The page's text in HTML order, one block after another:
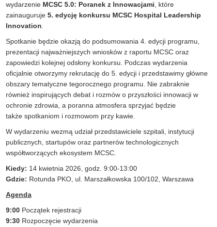
wydarzenie MCSC 5.0: Poranek z Innowacjami, które
zainauguruje 5. edycję konkursu MCSC Hospital Leadership
Innovation.
Spotkanie będzie okazją do podsumowania 4. edycji programu,
prezentacji najważniejszych wniosków z raportu MCSC oraz
zapowiedzi kolejnej odsłony konkursu. Podczas wydarzenia
oficjalnie otworzymy rekrutację do 5. edycji i przedstawimy główne
obszary tematyczne tegorocznego programu. Nie zabraknie
również inspirujących debat i rozmów o przyszłości innowacji w
ochronie zdrowia, a poranna atmosfera sprzyjać będzie
także spotkaniom i rozmowom przy kawie.
W wydarzeniu wezmą udział przedstawiciele szpitali, instytucji
publicznych, startupów oraz partnerów technologicznych
współtworzących ekosystem MCSC.
Kiedy: 14 kwietnia 2026, godz. 9:00-13:00
Gdzie: Rotunda PKO, ul. Marszałkowska 100/102, Warszawa
Agenda
9:00 Początek rejestracji
9:30 Rozpoczęcie wydarzenia